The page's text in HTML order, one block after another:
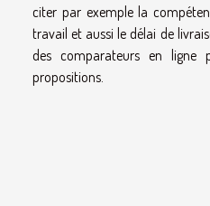
citer par exemple la
travail et aussi le délai de
des comparateurs en ligne
propositions.